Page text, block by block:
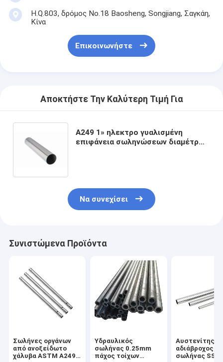
H.Q.803, δρόμος No.18 Baosheng, Songjiang, Σαγκάη,
Κίνα
Επικοινωνήστε
Αποκτήστε Την Καλύτερη Τιμή Για
A249 1» ηλεκτρο γυαλισμένη
επιφάνεια σωληνώσεων διαμέτρων
Να συνεχίσει
Συνιστώμενα Προϊόντα
Σωλήνες οργάνων
από ανοξείδωτο
χάλυβα ASTM A249
Υδραυλικός
σωλήνας 0.25mm
πάχος τοίχων
Αυστενίτης
αδιάβροχος
σωλήνας SS